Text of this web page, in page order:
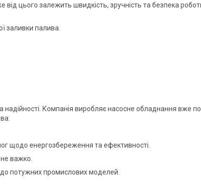
цього залежить швидкість, зручність та безпека роботи.
заливки палива.
надійності. Компанія виробляє насосне обладнання вже
щодо енергозбереження та ефективності.
важко.
потужних промислових моделей.